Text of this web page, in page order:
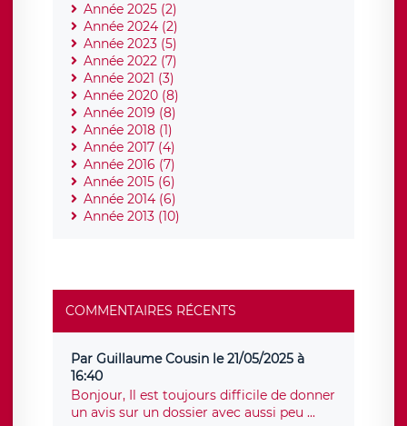
Année 2025 (2)
Année 2024 (2)
Année 2023 (5)
Année 2022 (7)
Année 2021 (3)
Année 2020 (8)
Année 2019 (8)
Année 2018 (1)
Année 2017 (4)
Année 2016 (7)
Année 2015 (6)
Année 2014 (6)
Année 2013 (10)
COMMENTAIRES RÉCENTS
Par Guillaume Cousin le 21/05/2025 à
16:40
Bonjour, Il est toujours difficile de donner
un avis sur un dossier avec aussi peu ...